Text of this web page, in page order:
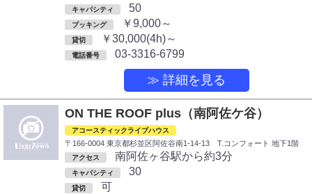
キャパシティ 50
ブッキング ￥9,000～
貸切 ￥30,000(4h)～
電話番号 03-3316-6799
≫ 詳細を見る
ON THE ROOF plus（南阿佐ケ谷）
アコースティックライブハウス
〒166-0004 東京都杉並区阿佐谷南1-14-13 T.コンフォート 地下1階
アクセス 南阿佐ヶ谷駅から約3分
キャパシティ 30
貸切 可